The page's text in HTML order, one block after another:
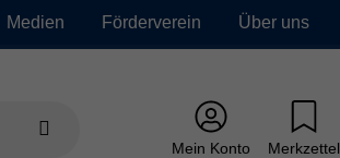
Medien Förderverein Über uns
Mein Konto Merkzettel